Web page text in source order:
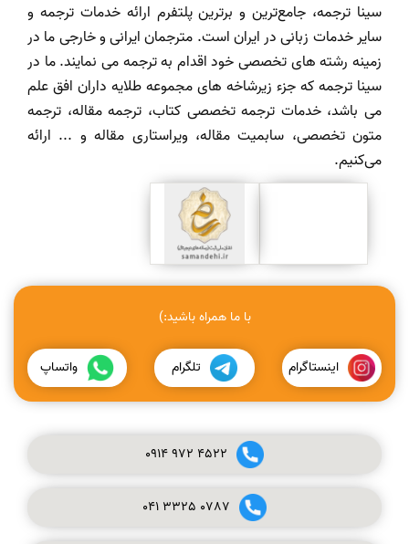
سینا ترجمه، جامع‌ترین و برترین پلتفرم ارائه خدمات ترجمه و
سایر خدمات زبانی در ایران است. مترجمان ایرانی و خارجی ما در
زمینه رشته های تخصصی خود اقدام به ترجمه می نمایند. ما در
سینا ترجمه که جزء زیرشاخه های مجموعه طلایه داران افق علم
می باشد، خدمات ترجمه تخصصی کتاب، ترجمه مقاله، ترجمه
متون تخصصی، سابمیت مقاله، ویراستاری مقاله و ... ارائه
می‌کنیم.
با ما همراه باشید:)
اینستاگرام تلگرام واتساپ
0914972 4522
041 3325 0787